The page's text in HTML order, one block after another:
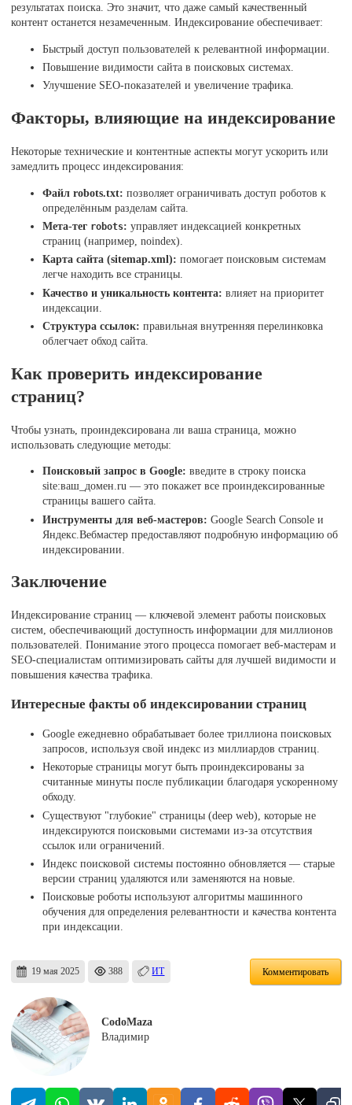
результатах поиска. Это значит, что даже самый качественный
контент останется незамеченным. Индексирование обеспечивает:
Быстрый доступ пользователей к релевантной информации.
Повышение видимости сайта в поисковых системах.
Улучшение SEO-показателей и увеличение трафика.
Факторы, влияющие на индексирование
Некоторые технические и контентные аспекты могут ускорить или
замедлить процесс индексирования:
Файл robots.txt: позволяет ограничивать доступ роботов к
определённым разделам сайта.
Мета-тег robots: управляет индексацией конкретных
страниц (например, noindex).
Карта сайта (sitemap.xml): помогает поисковым системам
легче находить все страницы.
Качество и уникальность контента: влияет на приоритет
индексации.
Структура ссылок: правильная внутренняя перелинковка
облегчает обход сайта.
Как проверить индексирование
страниц?
Чтобы узнать, проиндексирована ли ваша страница, можно
использовать следующие методы:
Поисковый запрос в Google: введите в строку поиска
site:ваш_домен.ru — это покажет все проиндексированные
страницы вашего сайта.
Инструменты для веб-мастеров: Google Search Console и
Яндекс.Вебмастер предоставляют подробную информацию об
индексировании.
Заключение
Индексирование страниц — ключевой элемент работы поисковых
систем, обеспечивающий доступность информации для миллионов
пользователей. Понимание этого процесса помогает веб-мастерам и
SEO-специалистам оптимизировать сайты для лучшей видимости и
повышения качества трафика.
Интересные факты об индексировании страниц
Google ежедневно обрабатывает более триллиона поисковых
запросов, используя свой индекс из миллиардов страниц.
Некоторые страницы могут быть проиндексированы за
считанные минуты после публикации благодаря ускоренному
обходу.
Существуют "глубокие" страницы (deep web), которые не
индексируются поисковыми системами из-за отсутствия
ссылок или ограничений.
Индекс поисковой системы постоянно обновляется — старые
версии страниц удаляются или заменяются на новые.
Поисковые роботы используют алгоритмы машинного
обучения для определения релевантности и качества контента
при индексации.
19 мая 2025 388 ИТ Комментировать
CodoMaza
Владимир